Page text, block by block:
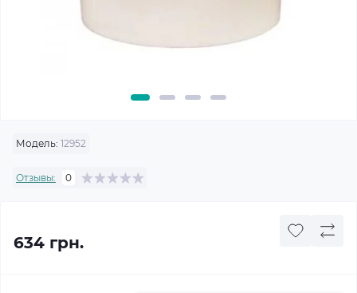
Модель: 12952
Отзывы: 0
634 грн.